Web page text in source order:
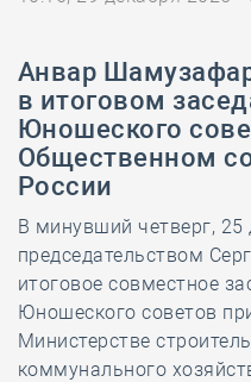
Анвар
в итоговом
Юношеского
Общественном
России
В минувший четверг, 25
председательством
итоговое совместное
Юношеского советов
Министерстве
коммунального